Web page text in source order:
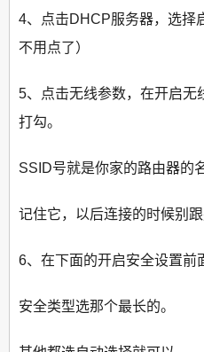
4、点击DHCP服务器，选择
不用点了）
5、点击无线参数，在开启无
打勾。
SSID号就是你家的路由器的
记住它，以后连接的时候别跟
6、在下面的开启安全设置前
安全类型选那个最长的。